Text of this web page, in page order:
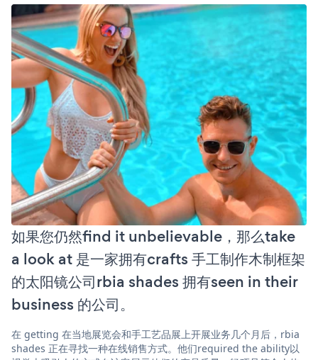
如果您仍然find it unbelievable，那么take
a look at 是一家拥有crafts 手工制作木制框架
的太阳镜公司rbia shades 拥有seen in their
business 的公司。
在 getting 在当地展览会和手工艺品展上开展业务几个月后，rbia
shades 正在寻找一种在线销售方式。他们required the ability以